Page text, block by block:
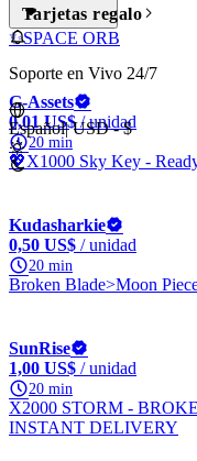
Tarjetas regalo
Soporte en Vivo 24/7
Español|USD - $
✨SPACE ORB
G-Assets
0,01 US$/ unidad
20 min
💖X1000 Sky Key -
Kudasharkie
0,50 US$ / unidad
20 min
Broken Blade>Moon
SunRise
1,00 US$ / unidad
20 min
X2000 STORM -
INSTANT DELIVERY